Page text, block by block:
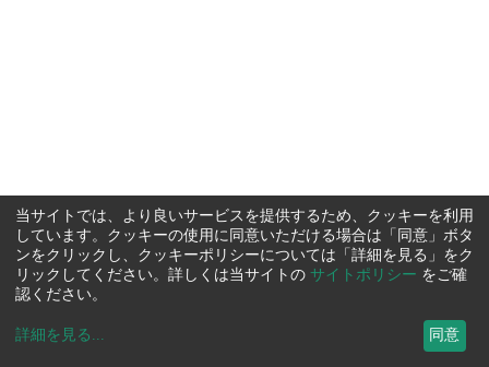
当サイトでは、より良いサービスを提供するため、クッキーを利用
しています。クッキーの使用に同意いただける場合は「同意」ボタ
ンをクリックし、クッキーポリシーについては「詳細を見る」をク
リックしてください。詳しくは当サイトの サイトポリシー をご確
認ください。
詳細を見る ... 同意